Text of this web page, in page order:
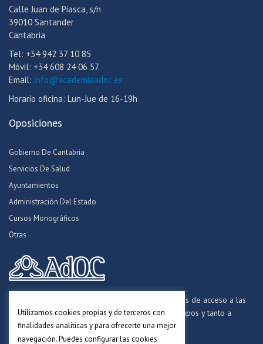
Calle Juan de Piasca, s/n
39010 Santander
Cantabria
Tel: +34 942 37 10 85
Móvil: +34 608 24 06 57
Email: info@academiaadoc.es
Horario oficina: Lun-Jue de 16-19h
Oposiciones
Gobierno De Cantabria
Servicios De Salud
Ayuntamientos
Administración Del Estado
Cursos Monográficos
Otras
Formamos opositores para los procesos selectivos de acceso a las
distintas Administraciones Públicas, a todos los grupos y tanto a
personal funcionario, laboral y estatutario.
Utilizamos cookies propias y de terceros con
finalidades analíticas y para ofrecerte una mejor
navegación. Puedes configurar las cookies